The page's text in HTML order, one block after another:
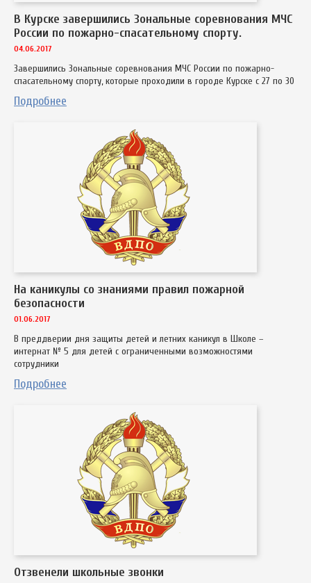
В Курске завершились Зональные соревнования МЧС
России по пожарно-спасательному спорту.
04.06.2017
Завершились Зональные соревнования МЧС России по пожарно-
спасательному спорту, которые проходили в городе Курске с 27 по 30
Подробнее
На каникулы со знаниями правил пожарной
безопасности
01.06.2017
В преддверии дня защиты детей и летних каникул в Школе –
интернат № 5 для детей с ограниченными возможностями
сотрудники
Подробнее
Отзвенели школьные звонки